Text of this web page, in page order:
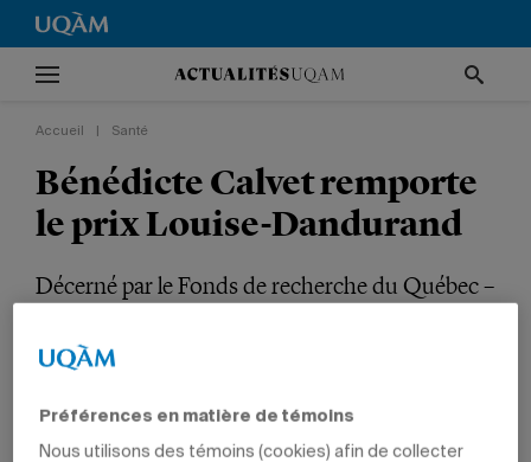
Accueil Santé
Bénédicte Calvet remporte
le prix Louise-Dandurand
Décerné par le Fonds de recherche du Québec –
publication scientifique en français.
SANTÉ TÊTES D'AFFICHE PRIX ET DISTINCTIONS
Préférences en matière de témoins
Nous utilisons des témoins (cookies) afin de collecter